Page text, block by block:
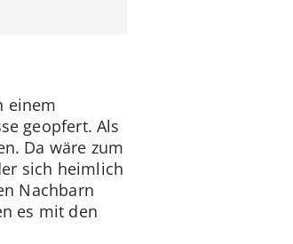
einem
geopfert. Als
Da wäre zum
sich heimlich
Nachbarn
es mit den